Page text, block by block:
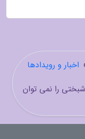
اخبار و رویدادها
را نمی توان